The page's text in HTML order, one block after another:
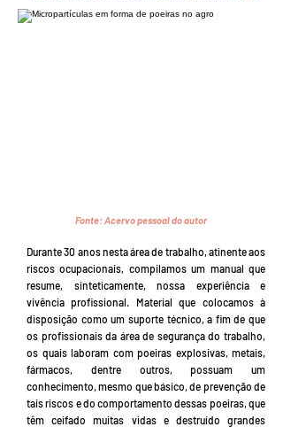
Fonte: Acervo pessoal do autor
Durante 30 anos nesta área de trabalho, atinente aos
riscos ocupacionais, compilamos um manual que
resume, sinteticamente, nossa experiência e
vivência profissional. Material que colocamos à
disposição como um suporte técnico, a fim de que
os profissionais da área de segurança do trabalho,
os quais laboram com poeiras explosivas, metais,
fármacos, dentre outros, possuam um
conhecimento, mesmo que básico, de prevenção de
tais riscos e do comportamento dessas poeiras, que
têm ceifado muitas vidas e destruído grandes